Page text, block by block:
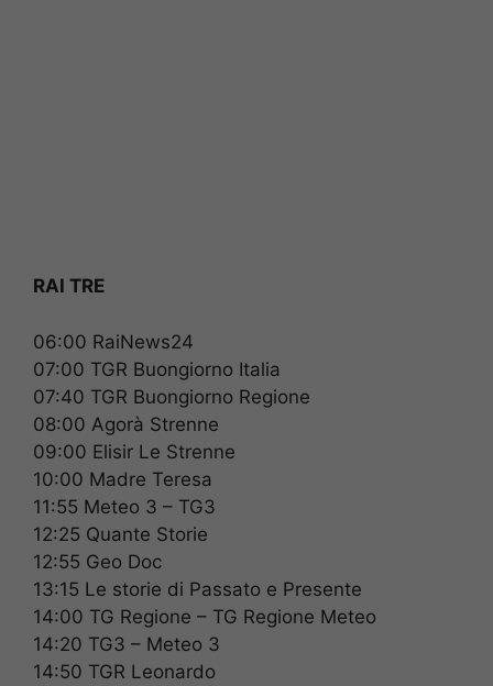
RAI TRE
06:00 RaiNews24
07:00 TGR Buongiorno Italia
07:40 TGR Buongiorno Regione
08:00 Agorà Strenne
09:00 Elisir Le Strenne
10:00 Madre Teresa
11:55 Meteo 3 – TG3
12:25 Quante Storie
12:55 Geo Doc
13:15 Le storie di Passato e Presente
14:00 TG Regione – TG Regione Meteo
14:20 TG3 – Meteo 3
14:50 TGR Leonardo